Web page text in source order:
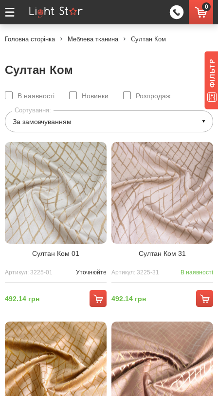
0
Головна сторінка Меблева тканина Султан Ком
ФІЛЬТР
Султан Ком
В наявності Новинки Розпродаж
Сортування:
Султан Ком 01
Артикул: 3225-01 Уточнюйте
492.14 грн
Султан Ком 31
Артикул: 3225-31 В наявності
492.14 грн